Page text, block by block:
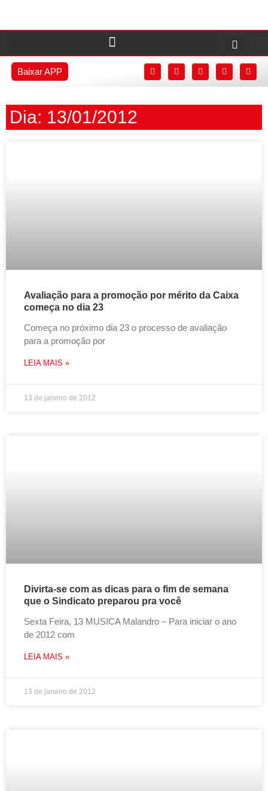
Baixar APP
Dia: 13/01/2012
Avaliação para a promoção por mérito da Caixa
começa no dia 23
Começa no próximo dia 23 o processo de avaliação
para a promoção por
LEIA MAIS »
13 de janeiro de 2012
Divirta-se com as dicas para o fim de semana
que o Sindicato preparou pra você
Sexta Feira, 13 MUSICA Malandro – Para iniciar o ano
de 2012 com
LEIA MAIS »
13 de janeiro de 2012